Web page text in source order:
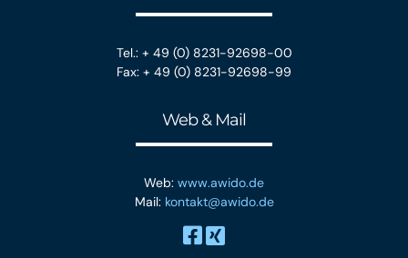
Tel.: + 49 (0) 8231-92698-00
Fax: + 49 (0) 8231-92698-99
Web & Mail
Web: www.awido.de
Mail: kontakt@awido.de